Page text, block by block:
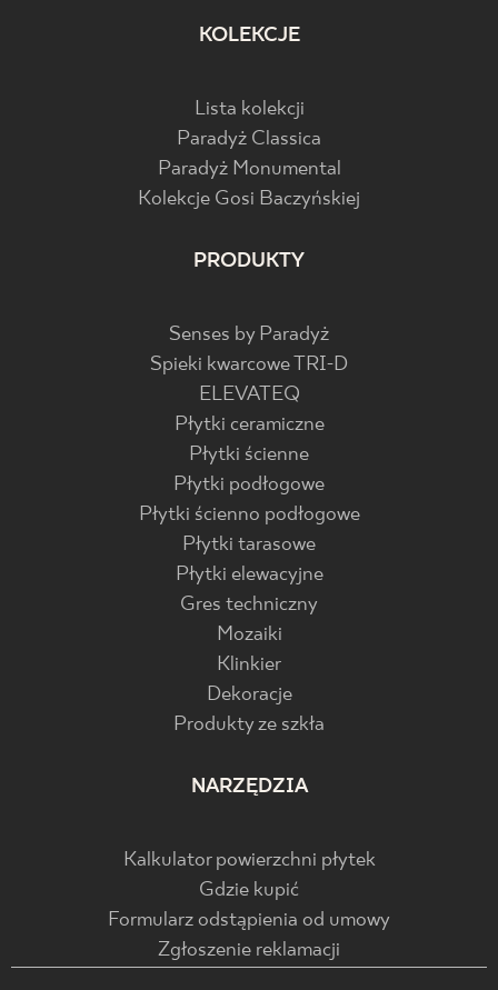
KOLEKCJE
Lista kolekcji
Paradyż Classica
Paradyż Monumental
Kolekcje Gosi Baczyńskiej
PRODUKTY
Senses by Paradyż
Spieki kwarcowe TRI-D
ELEVATEQ
Płytki ceramiczne
Płytki ścienne
Płytki podłogowe
Płytki ścienno podłogowe
Płytki tarasowe
Płytki elewacyjne
Gres techniczny
Mozaiki
Klinkier
Dekoracje
Produkty ze szkła
NARZĘDZIA
Kalkulator powierzchni płytek
Gdzie kupić
Formularz odstąpienia od umowy
Zgłoszenie reklamacji